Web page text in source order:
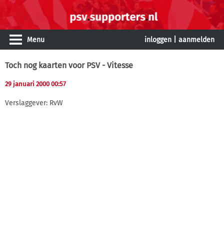
Menu inloggen aanmelden
Toch nog kaarten voor PSV - Vitesse
29 januari 2000 00:57
Verslaggever: RvW